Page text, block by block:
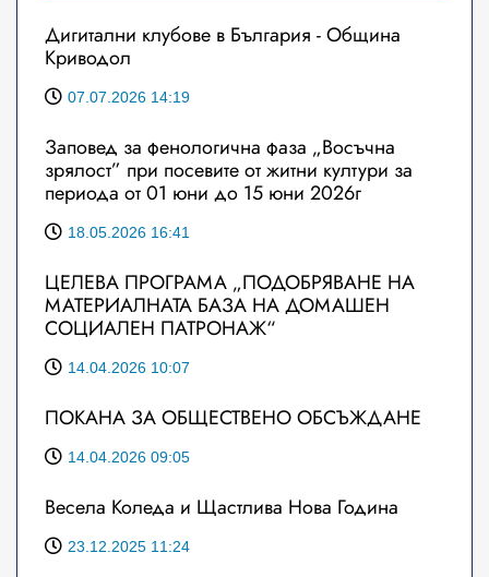
Дигитални клубове в България - Община
Криводол
07.07.2026 14:19
Заповед за фенологична фаза „Восъчна
зрялост” при посевите от житни култури за
периода от 01 юни до 15 юни 2026г
18.05.2026 16:41
ЦЕЛЕВА ПРОГРАМА „ПОДОБРЯВАНЕ НА
МАТЕРИАЛНАТА БАЗА НА ДОМАШЕН
СОЦИАЛЕН ПАТРОНАЖ“
14.04.2026 10:07
ПОКАНА ЗА ОБЩЕСТВЕНО ОБСЪЖДАНЕ
14.04.2026 09:05
Весела Коледа и Щастлива Нова Година
23.12.2025 11:24